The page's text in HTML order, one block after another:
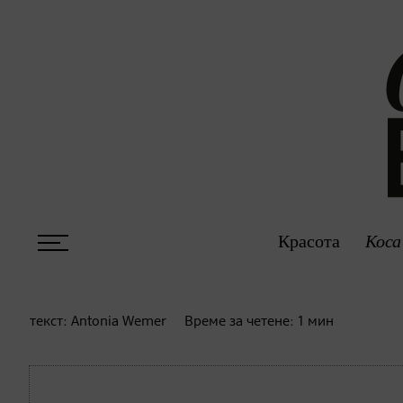
Красота Коса
текст: Antonia Wemer Време за четене: 1 мин